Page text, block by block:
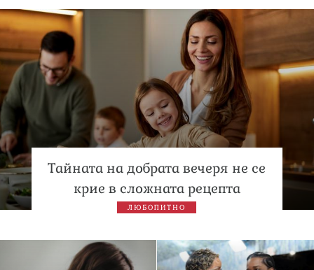
Тайната на добрата вечеря не се
крие в сложната рецепта
ЛЮБОПИТНО